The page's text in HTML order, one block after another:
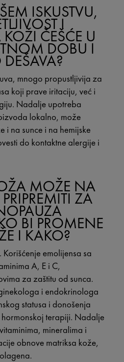
ISKUSTVU,
I
ČEŠĆE U
DOBU I
mnogo propustljivija za
koji prave iritaciju, već i
Nadalje upotreba
lokalno, može
i na sunce i na hemijske
do kontaktne alergije i
MOŽE NA
ZA
BI PROMENE
I KAKO?
emolijensa sa
A, E i C,
za zaštitu od sunca.
i endokrinologa
statusa i donošenja
terapiji. Nadalje
mineralima i
obnove matriksa kože,